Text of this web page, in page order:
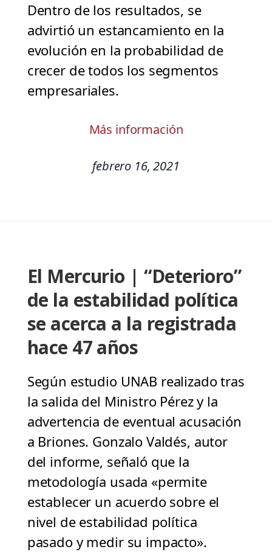
Dentro de los resultados, se
advirtió un estancamiento en la
evolución en la probabilidad de
crecer de todos los segmentos
empresariales.
Más información
febrero 16, 2021
El Mercurio | “Deterioro”
de la estabilidad política
se acerca a la registrada
hace 47 años
Según estudio UNAB realizado tras
la salida del Ministro Pérez y la
advertencia de eventual acusación
a Briones. Gonzalo Valdés, autor
del informe, señaló que la
metodología usada «permite
establecer un acuerdo sobre el
nivel de estabilidad política
pasado y medir su impacto».